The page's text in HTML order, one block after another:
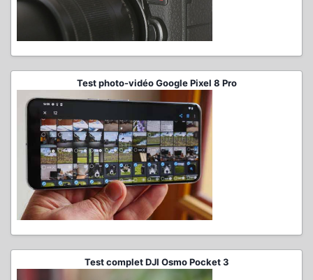
Test photo-vidéo Google Pixel 8 Pro
Test complet DJI Osmo Pocket 3